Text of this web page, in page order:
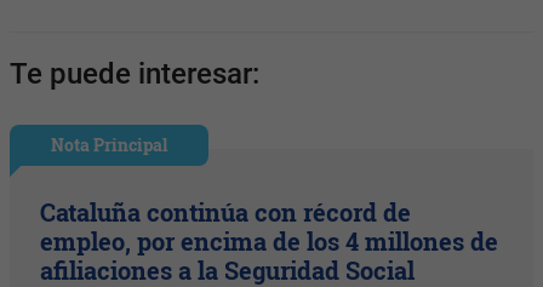
Te puede interesar:
Nota Principal
Cataluña continúa con récord de
empleo, por encima de los 4 millones de
afiliaciones a la Seguridad Social